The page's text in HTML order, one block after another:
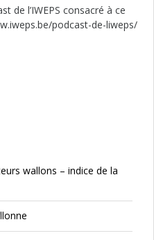
de l’IWEPS consacré à ce
podcast-de-liweps/
wallons – indice de la